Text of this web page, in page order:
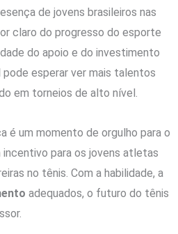
de jovens brasileiros nas
claro do progresso do esporte
do apoio e do investimento
pode esperar ver mais talentos
em torneios de alto nível.
é um momento de orgulho para o
para os jovens atletas
no tênis. Com a habilidade, a
adequados, o futuro do tênis